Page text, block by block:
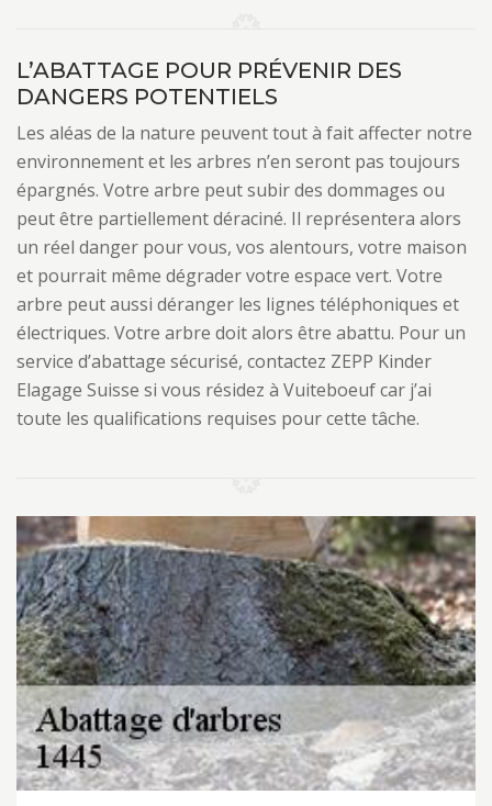
L’ABATTAGE POUR PRÉVENIR DES
DANGERS POTENTIELS
Les aléas de la nature peuvent tout à fait affecter notre
environnement et les arbres n’en seront pas toujours
épargnés. Votre arbre peut subir des dommages ou
peut être partiellement déraciné. Il représentera alors
un réel danger pour vous, vos alentours, votre maison
et pourrait même dégrader votre espace vert. Votre
arbre peut aussi déranger les lignes téléphoniques et
électriques. Votre arbre doit alors être abattu. Pour un
service d’abattage sécurisé, contactez ZEPP Kinder
Elagage Suisse si vous résidez à Vuiteboeuf car j’ai
toute les qualifications requises pour cette tâche.